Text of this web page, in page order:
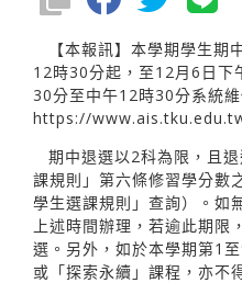
【本報訊】本學期學生
12時30分起，至12月6日下
30分至中午12時30分系統
https://
期中退選以2科為限，且
課規則」第六條修習學分數
學生選課規則」查詢）。如
上述時間辦理，若逾此期限
選。另外，如於本學期第1
或「探索永續」課程，亦不